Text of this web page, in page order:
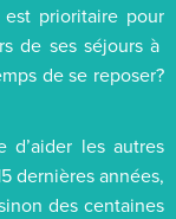
est prioritaire pour
de ses séjours à
de se reposer?
les autres
dernières années,
des centaines